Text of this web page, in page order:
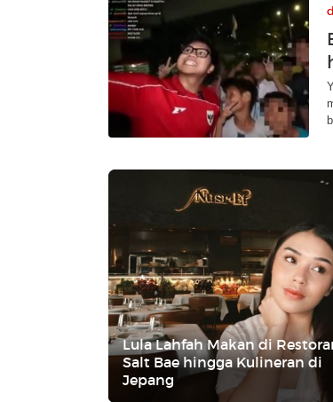
Lula Lahfah Makan di
Salt Bae hingga Kulineran di
Jepang